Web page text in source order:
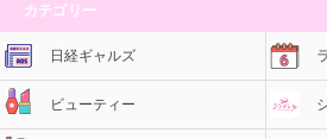
カテゴリー
日経ギャルズ
ビューティー